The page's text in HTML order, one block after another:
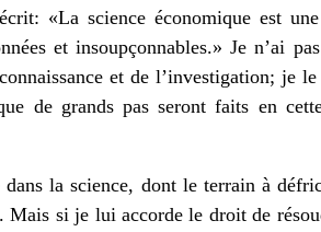
«La science économique est
et insoupçonnables.» Je n’ai
et de l’investigation; je
de grands pas seront faits en
la science, dont le terrain à
si je lui accorde le droit de